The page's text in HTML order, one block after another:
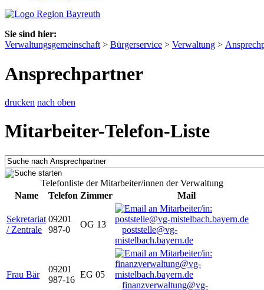
Sie sind hier:
Verwaltungsgemeinschaft > Bürgerservice > Verwaltung >
Ansprechpartner
drucken nach oben
Mitarbeiter-Telefon-Liste
Telefonliste der Mitarbeiter/innen der Verwaltung
Name
Telefon Zimmer Mail
Sekretariat
/ Zentrale
09201
987-0
OG 13
poststelle@vg-
mistelbach.bayern.de
Frau Bär
09201
987-16
EG 05
finanzverwaltung@vg-